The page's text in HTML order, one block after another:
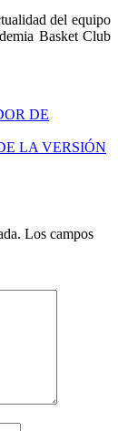
del equipo
Basket Club
DE
LA VERSIÓN
Los campos